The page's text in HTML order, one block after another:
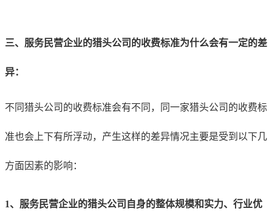
三、服务民营企业的猎头公司的收费标准为什么会有一定的差
异：
不同猎头公司的收费标准会有不同，同一家猎头公司的收费标
准也会上下有所浮动，产生这样的差异情况主要是受到以下几
方面因素的影响：
1、服务民营企业的猎头公司自身的整体规模和实力、行业优